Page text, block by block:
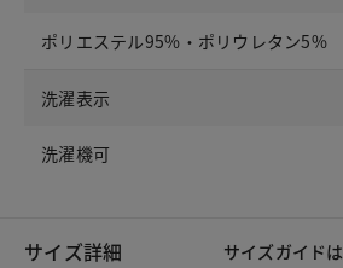
ポリエステル95%・ポリウレタン5%
洗濯表示
洗濯機可
サイズ詳細 サイズガイドは